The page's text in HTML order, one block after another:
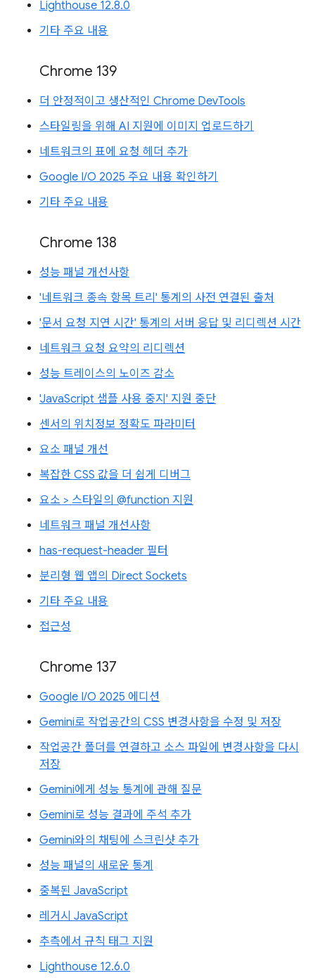
Lighthouse 12.8.0
기타 주요 내용
Chrome 139
더 안정적이고 생산적인 Chrome DevTools
스타일링을 위해 AI 지원에 이미지 업로드하기
네트워크의 표에 요청 헤더 추가
Google I/O 2025 주요 내용 확인하기
기타 주요 내용
Chrome 138
성능 패널 개선사항
'네트워크 종속 항목 트리' 통계의 사전 연결된 출처
'문서 요청 지연 시간' 통계의 서버 응답 및 리디렉션 시간
네트워크 요청 요약의 리디렉션
성능 트레이스의 노이즈 감소
'JavaScript 샘플 사용 중지' 지원 중단
센서의 위치정보 정확도 파라미터
요소 패널 개선
복잡한 CSS 값을 더 쉽게 디버그
요소 > 스타일의 @function 지원
네트워크 패널 개선사항
has-request-header 필터
분리형 웹 앱의 Direct Sockets
기타 주요 내용
접근성
Chrome 137
Google I/O 2025 에디션
Gemini로 작업공간의 CSS 변경사항을 수정 및 저장
작업공간 폴더를 연결하고 소스 파일에 변경사항을 다시
저장
Gemini에게 성능 통계에 관해 질문
Gemini로 성능 결과에 주석 추가
Gemini와의 채팅에 스크린샷 추가
성능 패널의 새로운 통계
중복된 JavaScript
레거시 JavaScript
추측에서 규칙 태그 지원
Lighthouse 12.6.0